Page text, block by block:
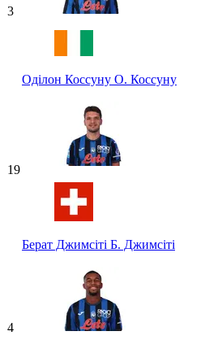
3
Оділон Коссуну О. Коссуну
19
Берат Джимсіті Б. Джимсіті
4